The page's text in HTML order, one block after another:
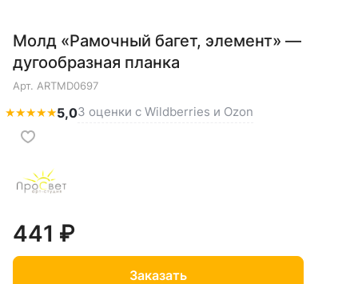
Молд «Рамочный багет, элемент» —
дугообразная планка
Арт. ARTMD0697
★★★★★5,03 оценки с Wildberries и Ozon
441 ₽
Заказать